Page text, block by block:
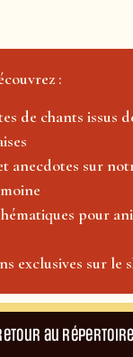
:
de chants issus
anecdotes sur
pour
exclusives sur le
au répertoire